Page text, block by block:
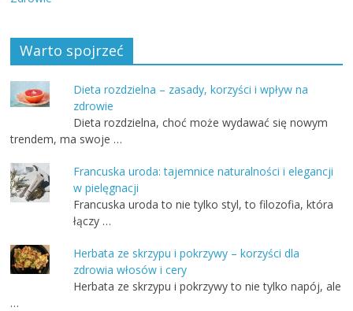
Warto spojrzeć
Dieta rozdzielna – zasady, korzyści i wpływ na
zdrowie
Dieta rozdzielna, choć może wydawać się nowym
trendem, ma swoje …
Francuska uroda: tajemnice naturalności i elegancji
w pielęgnacji
Francuska uroda to nie tylko styl, to filozofia, która
łączy …
Herbata ze skrzypu i pokrzywy – korzyści dla
zdrowia włosów i cery
Herbata ze skrzypu i pokrzywy to nie tylko napój, ale
…